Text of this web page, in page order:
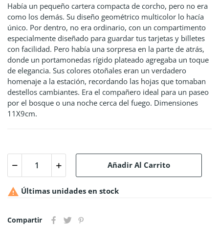
Había un pequeño cartera compacta de corcho, pero no era
como los demás. Su diseño geométrico multicolor lo hacía
único. Por dentro, no era ordinario, con un compartimento
especialmente diseñado para guardar tus tarjetas y billetes
con facilidad. Pero había una sorpresa en la parte de atrás,
donde un portamonedas rígido plateado agregaba un toque
de elegancia. Sus colores otoñales eran un verdadero
homenaje a la estación, recordando las hojas que tomaban
destellos cambiantes. Era el compañero ideal para un paseo
por el bosque o una noche cerca del fuego. Dimensiones
11X9cm.
Añadir Al Carrito
 Últimas unidades en stock
Compartir